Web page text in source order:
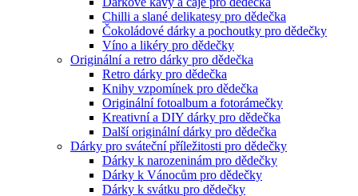
Chilli a slané delikatesy pro dědečka
Čokoládové dárky a pochoutky pro dědečky
Víno a likéry pro dědečky
Originální a retro dárky pro dědečka
Retro dárky pro dědečka
Knihy vzpomínek pro dědečka
Originální fotoalbum a fotorámečky
Kreativní a DIY dárky pro dědečka
Další originální dárky pro dědečka
Dárky pro sváteční příležitosti pro dědečky
Dárky k narozeninám pro dědečky
Dárky k Vánocům pro dědečky
Dárky k svátku pro dědečky